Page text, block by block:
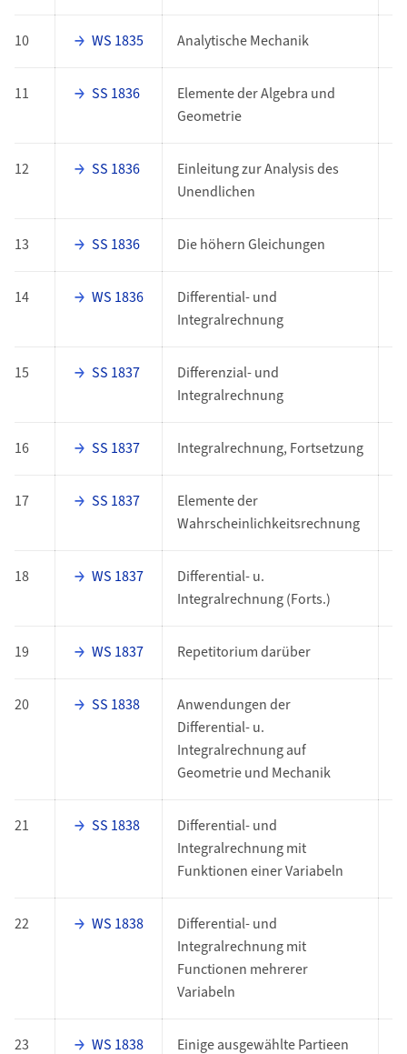
10 WS 1835 Analytische Mechanik
11 SS 1836
Elemente der Algebra und
Geometrie
12 SS 1836
Einleitung zur Analysis des
Unendlichen
13 SS 1836 Die höhern Gleichungen
14 WS 1836
Differential- und
Integralrechnung
15 SS 1837
Differenzial- und
Integralrechnung
16 SS 1837 Integralrechnung, Fortsetzung
17 SS 1837
Elemente der
Wahrscheinlichkeitsrechnung
18 WS 1837
Differential- u.
Integralrechnung (Forts.)
19 WS 1837 Repetitorium darüber
20 SS 1838
Anwendungen der
Differential- u.
Integralrechnung auf
Geometrie und Mechanik
21 SS 1838
Differential- und
Integralrechnung mit
Funktionen einer Variabeln
22 WS 1838
Differential- und
Integralrechnung mit
Functionen mehrerer
Variabeln
23 WS 1838 Einige ausgewählte Partieen